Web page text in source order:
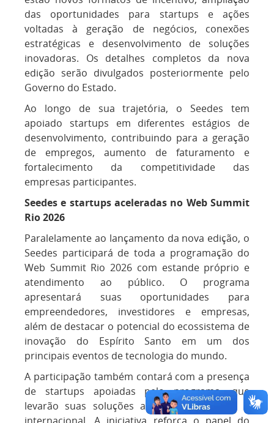
das oportunidades para startups e ações
voltadas à geração de negócios, conexões
estratégicas e desenvolvimento de soluções
inovadoras. Os detalhes completos da nova
edição serão divulgados posteriormente pelo
Governo do Estado.
Ao longo de sua trajetória, o Seedes tem
apoiado startups em diferentes estágios de
desenvolvimento, contribuindo para a geração
de empregos, aumento de faturamento e
fortalecimento da competitividade das
empresas participantes.
Seedes e startups aceleradas no Web Summit
Rio 2026
Paralelamente ao lançamento da nova edição, o
Seedes participará de toda a programação do
Web Summit Rio 2026 com estande próprio e
atendimento ao público. O programa
apresentará suas oportunidades para
empreendedores, investidores e empresas,
além de destacar o potencial do ecossistema de
inovação do Espírito Santo em um dos
principais eventos de tecnologia do mundo.
A participação também contará com a presença
de startups apoiadas pelo programa, que
levarão suas soluções ao público nacional e